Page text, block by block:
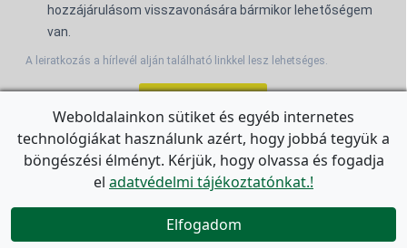
hozzájárulásom visszavonására bármikor lehetőségem
van.
A leiratkozás a hírlevél alján található linkkel lesz lehetséges.
For the English Newsletter, clickHERE.

Weboldalainkon sütiket és egyéb internetes
technológiákat használunk azért, hogy jobbá tegyük a
böngészési élményt. Kérjük, hogy olvassa és fogadja
el adatvédelmi tájékoztatónkat.!
Elfogadom